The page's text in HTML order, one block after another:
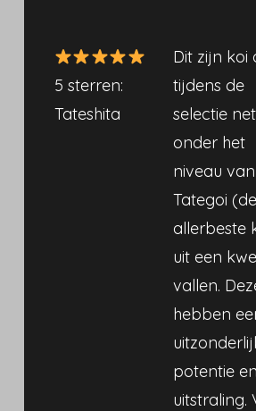
5 sterren:
Tateshita
Dit zijn koi
tijdens de
selectie net
onder het
niveau van
Tategoi (de
allerbeste
uit een
vallen.
hebben
potentie en
uitstraling.